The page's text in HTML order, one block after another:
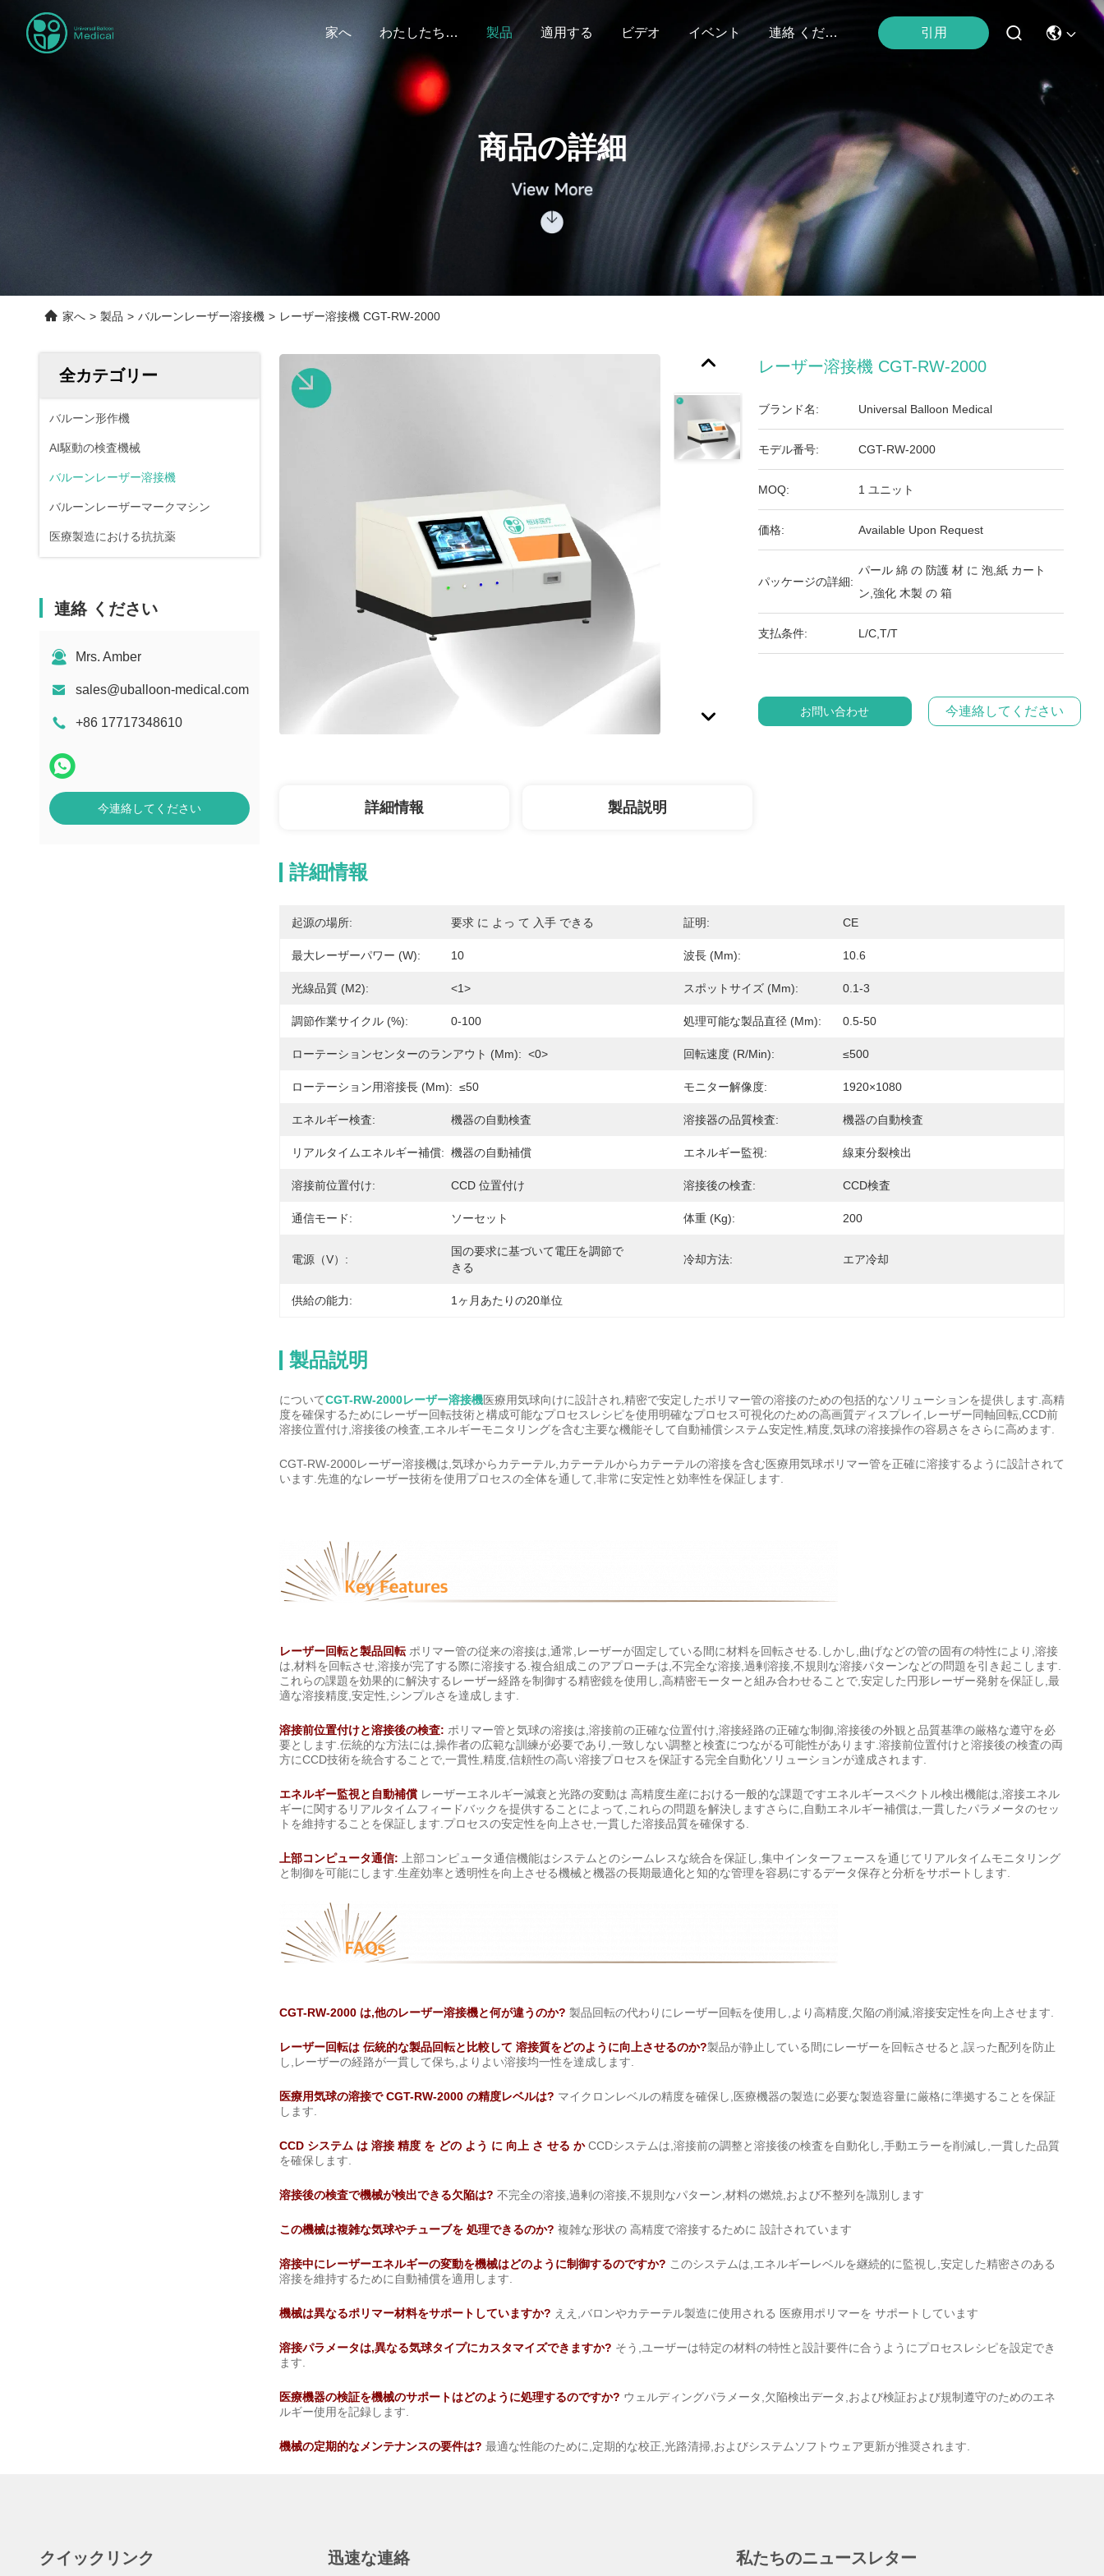
家へ わたしたち に つい て 製品 適用する ビデオ イベント 連絡 ください 引用
商品の詳細
家へ > 製品 > バルーンレーザー溶接機 > レーザー溶接機 CGT-RW-2000
全カテゴリー
バルーン形作機
AI駆動の検査機械
バルーンレーザー溶接機
バルーンレーザーマークマシン
医療製造における抗抗薬
連絡 ください
Mrs. Amber
sales@uballoon-medical.com
+86 17717348610
今連絡してください
レーザー溶接機 CGT-RW-2000
ブランド名: Universal Balloon Medical
モデル番号: CGT-RW-2000
MOQ: 1 ユニット
価格: Available Upon Request
パッケージの詳細:
パール 綿 の 防護 材 に 泡,紙 カート
ン,強化 木製 の 箱
支払条件: L/C,T/T
お問い合わせ 今連絡してください
詳細情報 製品説明
詳細情報
起源の場所: 要求 に よっ て 入手 できる 証明: CE
最大レーザーパワー (W): 10 波長 (μm): 10.6
光線品質 (M2): <1> スポットサイズ (mm): 0.1-3
調節作業サイクル (%): 0-100 処理可能な製品直径 (mm): 0.5-50
ローテーションセンターのランアウト (mm): <0> 回転速度 (r/min): ≤500
ローテーション用溶接長 (mm): ≤50 モニター解像度: 1920×1080
エネルギー検査: 機器の自動検査 溶接器の品質検査: 機器の自動検査
リアルタイムエネルギー補償: 機器の自動補償 エネルギー監視: 線束分裂検出
溶接前位置付け: CCD 位置付け 溶接後の検査: CCD検査
通信モード: ソーセット 体重 (kg): 200
電源（v）:
国の要求に基づいて電圧を調節で
きる
冷却方法: エア冷却
供給の能力: 1ヶ月あたりの20単位
製品説明
についてCGT-RW-2000レーザー溶接機医療用気球向けに設計され,精密で安定したポリマー管の溶接のための包括的なソリューションを提供します.高精
度を確保するためにレーザー回転技術と構成可能なプロセスレシピを使用明確なプロセス可視化のための高画質ディスプレイ,レーザー同軸回転,CCD前
溶接位置付け,溶接後の検査,エネルギーモニタリングを含む主要な機能そして自動補償システム安定性,精度,気球の溶接操作の容易さをさらに高めます.
CGT-RW-2000レーザー溶接機は,気球からカテーテル,カテーテルからカテーテルの溶接を含む医療用気球ポリマー管を正確に溶接するように設計されて
います.先進的なレーザー技術を使用プロセスの全体を通して,非常に安定性と効率性を保証します.
レーザー回転と製品回転 ポリマー管の従来の溶接は,通常,レーザーが固定している間に材料を回転させる.しかし,曲げなどの管の固有の特性により,溶接
は,材料を回転させ,溶接が完了する際に溶接する.複合組成このアプローチは,不完全な溶接,過剰溶接,不規則な溶接パターンなどの問題を引き起こします.
これらの課題を効果的に解決するレーザー経路を制御する精密鏡を使用し,高精密モーターと組み合わせることで,安定した円形レーザー発射を保証し,最
適な溶接精度,安定性,シンプルさを達成します.
溶接前位置付けと溶接後の検査: ポリマー管と気球の溶接は,溶接前の正確な位置付け,溶接経路の正確な制御,溶接後の外観と品質基準の厳格な遵守を必
要とします.伝統的な方法には,操作者の広範な訓練が必要であり,一致しない調整と検査につながる可能性があります.溶接前位置付けと溶接後の検査の両
方にCCD技術を統合することで,一貫性,精度,信頼性の高い溶接プロセスを保証する完全自動化ソリューションが達成されます.
エネルギー監視と自動補償 レーザーエネルギー減衰と光路の変動は 高精度生産における一般的な課題ですエネルギースペクトル検出機能は,溶接エネル
ギーに関するリアルタイムフィードバックを提供することによって,これらの問題を解決しますさらに,自動エネルギー補償は,一貫したパラメータのセッ
トを維持することを保証します.プロセスの安定性を向上させ,一貫した溶接品質を確保する.
上部コンピュータ通信:
上部コンピュータ通信機能はシステムとのシームレスな統合を保証し,集中インターフェースを通じてリアルタイムモニタリング
と制御を可能にします.生産効率と透明性を向上させる機械と機器の長期最適化と知的な管理を容易にするデータ保存と分析をサポートします.
CGT-RW-2000 は,他のレーザー溶接機と何が違うのか? 製品回転の代わりにレーザー回転を使用し,より高精度,欠陥の削減,溶接安定性を向上させます.
レーザー回転は 伝統的な製品回転と比較して 溶接質をどのように向上させるのか?製品が静止している間にレーザーを回転させると,誤った配列を防止
し,レーザーの経路が一貫して保ち,よりよい溶接均一性を達成します.
医療用気球の溶接で CGT-RW-2000 の精度レベルは? マイクロンレベルの精度を確保し,医療機器の製造に必要な製造容量に厳格に準拠することを保証
します.
CCD システム は 溶接 精度 を どの よう に 向上 さ せる か CCDシステムは,溶接前の調整と溶接後の検査を自動化し,手動エラーを削減し,一貫した品質
を確保します.
溶接後の検査で機械が検出できる欠陥は? 不完全の溶接,過剰の溶接,不規則なパターン,材料の燃焼,および不整列を識別します
この機械は複雑な気球やチューブを 処理できるのか? 複雑な形状の 高精度で溶接するために 設計されています
溶接中にレーザーエネルギーの変動を機械はどのように制御するのですか? このシステムは,エネルギーレベルを継続的に監視し,安定した精密さのある
溶接を維持するために自動補償を適用します.
機械は異なるポリマー材料をサポートしていますか? ええ,バロンやカテーテル製造に使用される 医療用ポリマーを サポートしています
溶接パラメータは,異なる気球タイプにカスタマイズできますか? そう,ユーザーは特定の材料の特性と設計要件に合うようにプロセスレシピを設定でき
ます.
医療機器の検証を機械のサポートはどのように処理するのですか? ウェルディングパラメータ,欠陥検出データ,および検証および規制遵守のためのエネ
ルギー使用を記録します.
機械の定期的なメンテナンスの要件は? 最適な性能のために,定期的な校正,光路清掃,およびシステムソフトウェア更新が推奨されます.
クイックリンク 迅速な連絡 私たちのニュースレター